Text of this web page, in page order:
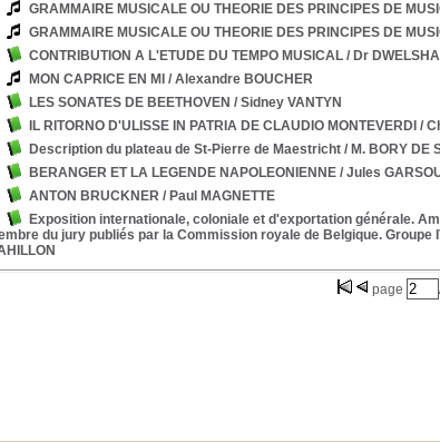
GRAMMAIRE MUSICALE OU THEORIE DES PRINCIPES DE
GRAMMAIRE MUSICALE OU THEORIE DES PRINCIPES DE
CONTRIBUTION A L'ETUDE DU TEMPO MUSICAL/ Dr
MON CAPRICE EN MI / Alexandre BOUCHER
LES SONATES DE BEETHOVEN / Sidney VANTYN
IL RITORNO D'ULISSE IN PATRIA DE CLAUDIO MONTEVERDI /
Description du plateau de St-Pierre de Maestricht/ M. BORY DE
BERANGER ET LA LEGENDE NAPOLEONIENNE/ Jules
ANTON BRUCKNER / Paul MAGNETTE
Exposition internationale, coloniale et d'exportation générale.
du jury publiés par la Commission royale de Belgique. Groupe
page